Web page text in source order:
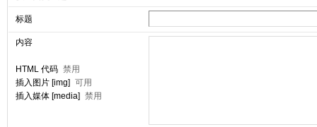
标题
内容
HTML 代码 禁用
插入图片 [img] 可用
插入媒体 [media] 禁用